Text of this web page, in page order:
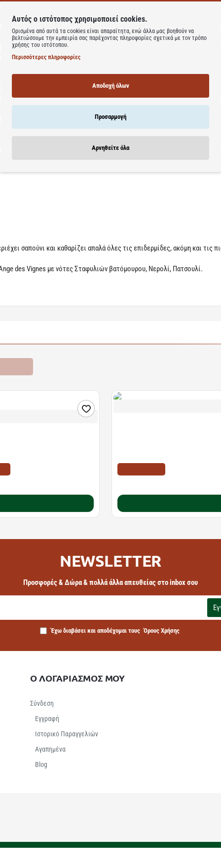
μια πιο οικολογική σειρά με vegan συνθέσεις και υψηλό ποσοστό
σε απαλό, πλούσιο αφρό που καθαρίζει και προστατεύει την
ξύλου, καρπουζιού, φύλλων βιολέτας και ροζ πιπεριού.
επίθεμα.
από την επιδερμίδα χωρίς να αφήνει ίχνη λιπαρότητας κι έτσι
νερό, και ο τόνος της αποκτά ξεκούραστη όψη.
προστασία για καθημερινή χρήση, με μια πολύ ελαφριά, χωρίς άρωμα
σαπούνι και καθαρίζει απαλά όλες τις επιδερμίδες, ακόμη και τις
des Vignes με νότες Σταφυλιών βατόμουρου, Νερολί, Πατσουλί.
NEWSLETTER
Προσφορές & Δώρα & πολλά άλλα απευθείας στο inbox σου
Έχω διαβάσει και αποδέχομαι τους Όρους Χρήσης
Ο ΛΟΓΑΡΙΑΣΜΟΣ ΜΟΥ
Σύνδεση
Εγγραφή
Ιστορικό Παραγγελιών
Αγαπημένα
Βlog
Αυτός ο ιστότοπος χρησιμοποιεί cookies.
Ορισμένα από αυτά τα cookies είναι απαραίτητα, ενώ άλλα μας βοηθούν να
βελτιώσουμε την εμπειρία σας παρέχοντας πληροφορίες σχετικά με τον τρόπο
χρήσης του ιστότοπου.
Περισσότερες πληροφορίες
Αποδοχή όλων
Προσαρμογή
Αρνηθείτε όλα